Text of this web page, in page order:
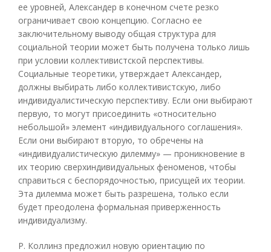
ее уровней, Александер в конечном счете резко
ограничивает свою концепцию. Согласно ее
заключительному выводу общая структура для
социальной теории может быть получена только лишь
при условии коллективистской перспективы.
Социальные теоретики, утверждает Александер,
должны выбирать либо коллективистскую, либо
индивидуалистическую перспективу. Если они выбирают
первую, то могут присоединить «относительно
небольшой» элемент «индивидуального соглашения».
Если они выбирают вторую, то обречены на
«индивидуалистическую дилемму» — проникновение в
их теорию сверхиндивидуальных феноменов, чтобы
справиться с беспорядочностью, присущей их теории.
Эта дилемма может быть разрешена, только если
будет преодолена формальная приверженность
индивидуализму.
Р. Коллинз предложил новую ориентацию по